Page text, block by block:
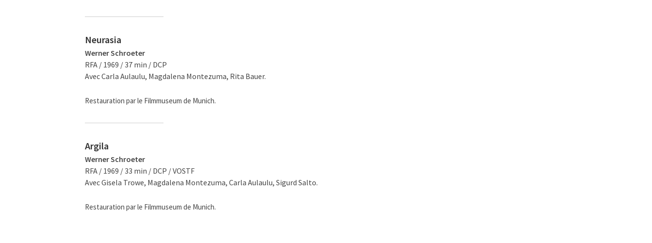
Neurasia
Werner Schroeter
RFA / 1969 / 37 min / DCP
Avec Carla Aulaulu, Magdalena Montezuma, Rita Bauer.
Restauration par le Filmmuseum de Munich.
Argila
Werner Schroeter
RFA / 1969 / 33 min / DCP / VOSTF
Avec Gisela Trowe, Magdalena Montezuma, Carla Aulaulu, Sigurd Salto.
Restauration par le Filmmuseum de Munich.